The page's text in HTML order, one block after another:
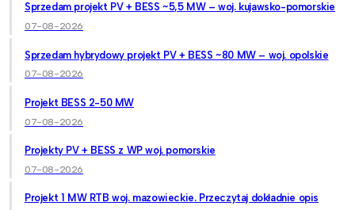
Sprzedam projekt PV + BESS ~5,5 MW – woj. kujawsko-pomorskie
07-08-2026
Sprzedam hybrydowy projekt PV + BESS ~80 MW – woj. opolskie
07-08-2026
Projekt BESS 2-50 MW
07-08-2026
Projekty PV + BESS z WP woj. pomorskie
07-08-2026
Projekt 1 MW RTB woj. mazowieckie. Przeczytaj dokładnie opis